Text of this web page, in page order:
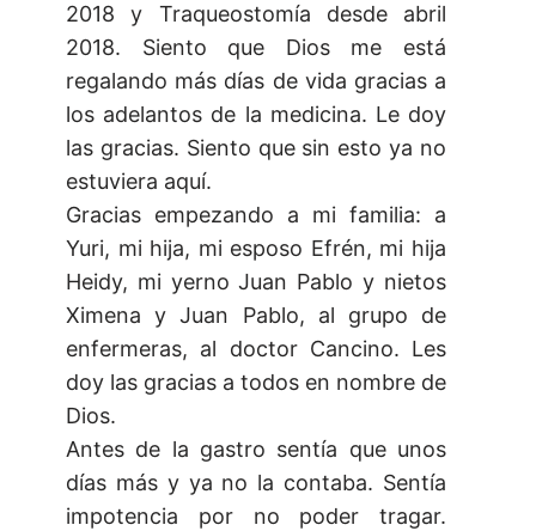
2018 y Traqueostomía desde abril
2018. Siento que Dios me está
regalando más días de vida gracias a
los adelantos de la medicina. Le doy
las gracias. Siento que sin esto ya no
estuviera aquí.
Gracias empezando a mi familia: a
Yuri, mi hija, mi esposo Efrén, mi hija
Heidy, mi yerno Juan Pablo y nietos
Ximena y Juan Pablo, al grupo de
enfermeras, al doctor Cancino. Les
doy las gracias a todos en nombre de
Dios.
Antes de la gastro sentía que unos
días más y ya no la contaba. Sentía
impotencia por no poder tragar.